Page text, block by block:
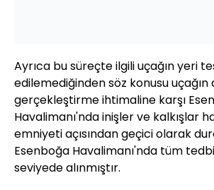
Ayrıca bu süreçte ilgili uçağın yeri
edilemediğinden söz konusu uçağın
gerçekleştirme ihtimaline karşı
Havalimanı'nda inişler ve kalkışlar
emniyeti açısından geçici olarak
Esenboğa Havalimanı'nda tüm
seviyede alınmıştır.